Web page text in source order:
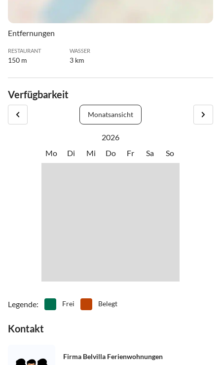
Entfernungen
RESTAURANT
150 m
WASSER
3 km
Verfügbarkeit
Monatsansicht
2026
Mo
Di Mi Do Fr Sa So
Legende: Frei Belegt
Kontakt
Firma Belvilla Ferienwohnungen